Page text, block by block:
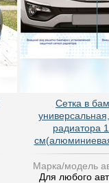
Сетка в
радиатора
Марка/модель
Для любого